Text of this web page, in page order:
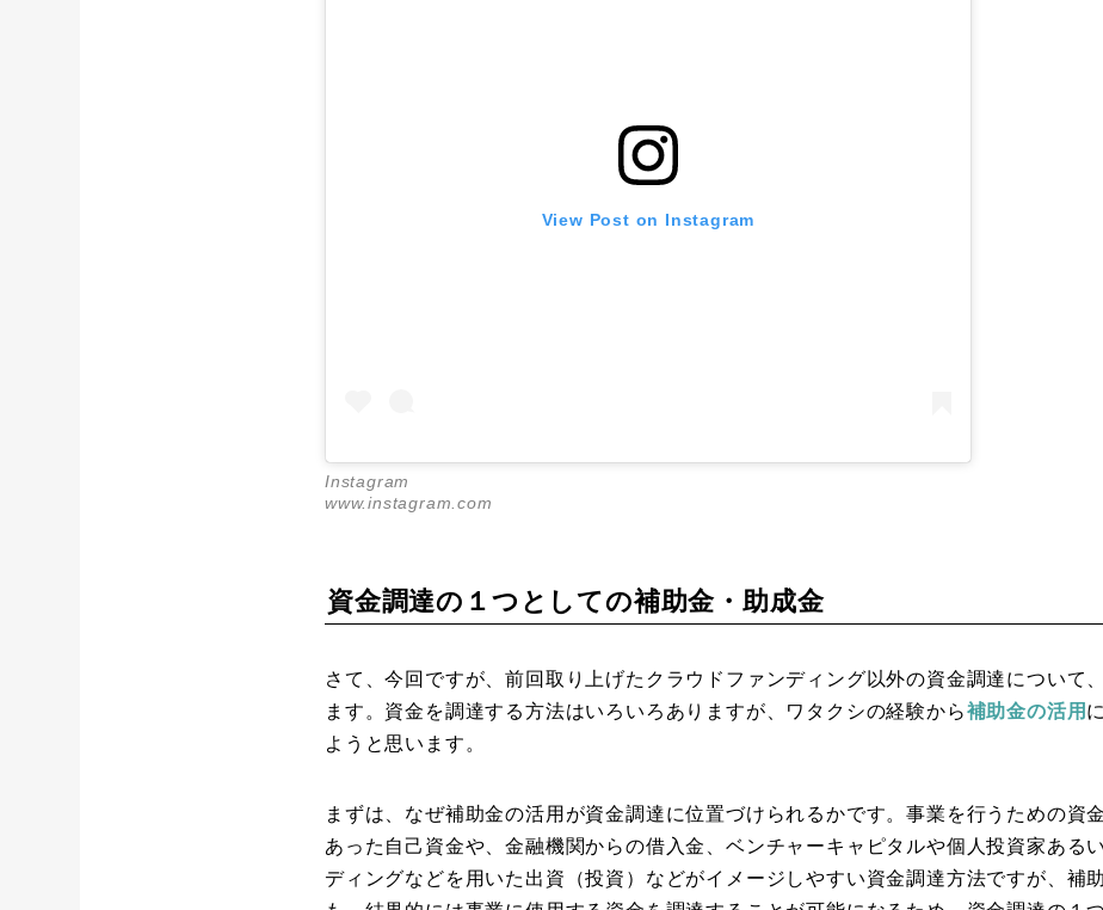
View Post on Instagram
Instagram
www.instagram.com
資金調達の１つとしての補助金・助成金
さて、今回ですが、前回取り上げたクラウドファンディング以外の資金調達について
ます。資金を調達する方法はいろいろありますが、ワタクシの経験から補助金の活用
ようと思います。
まずは、なぜ補助金の活用が資金調達に位置づけられるかです。事業を行うための資
あった自己資金や、金融機関からの借入金、ベンチャーキャピタルや個人投資家ある
ディングなどを用いた出資（投資）などがイメージしやすい資金調達方法ですが、補